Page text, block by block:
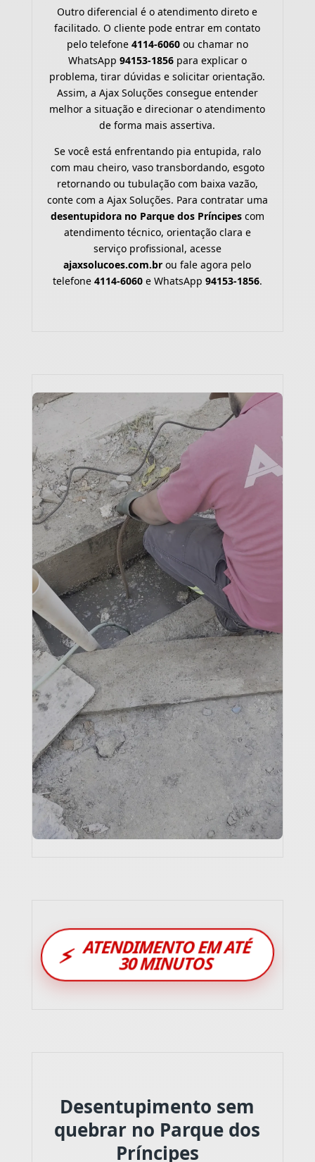
Outro diferencial é o atendimento direto e
facilitado. O cliente pode entrar em contato
pelo telefone 4114-6060ou chamar no
WhatsApp 94153-1856para explicar o
problema, tirar dúvidas e solicitar orientação.
Assim, a Ajax Soluções consegue entender
melhor a situação e direcionar o atendimento
de forma mais assertiva.
Se você está enfrentando pia entupida, ralo
com mau cheiro, vaso transbordando, esgoto
retornando ou tubulação com baixa vazão,
conte com a Ajax Soluções. Para contratar uma
desentupidora no Parque dos Príncipescom
atendimento técnico, orientação clara e
serviço profissional, acesse
ajaxsolucoes.com.br ou fale agora pelo
telefone 4114-6060e WhatsApp 94153-1856.
⚡ ATENDIMENTO EM ATÉ
30 MINUTOS
Desentupimento sem
quebrar no Parque dos
Príncipes